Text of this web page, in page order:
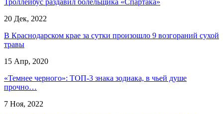
20 Дек, 2022
В Краснодарском крае за сутки произошло 9 возгораний сухой
травы
15 Апр, 2020
«Темнее черного»: ТОП-3 знака зодиака, в чьей душе
прочно…
7 Ноя, 2022